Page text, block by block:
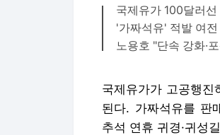
국제유가 100달러선
'가짜석유' 적발 여전
노용호 "단속 강화·
국제유가가 고공행
된다. 가짜석유를 판
추석 연휴 귀경·귀성